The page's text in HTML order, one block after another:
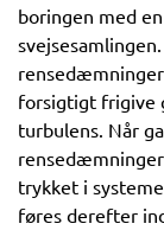
boringen med
forsigtigt frigive
turbulens. Når
trykket i
føres derefter